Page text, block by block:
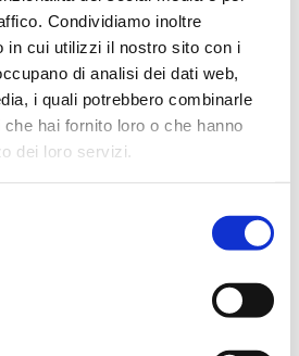
Condividiamo inoltre
in cui utilizzi il nostro sito con i
di analisi dei dati web,
i quali potrebbero combinarle
hai fornito loro o che hanno
dei loro servizi.
gratuita, mal’iscrizione è
.
EVENTO" e procedi poi con
sessioni formative
di formazione saranno presto
presente comunicazione